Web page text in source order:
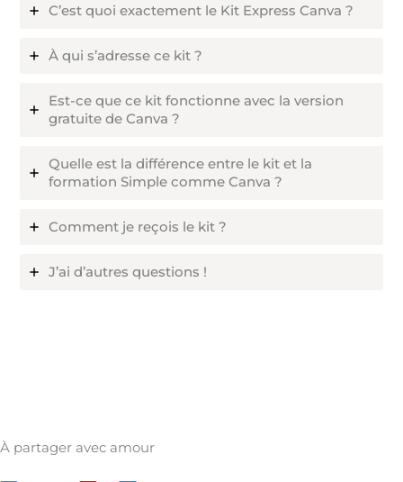
C’est quoi exactement le Kit Express Canva ?
À qui s’adresse ce kit ?
Est-ce que ce kit fonctionne avec la version
gratuite de Canva ?
Quelle est la différence entre le kit et la
formation Simple comme Canva ?
Comment je reçois le kit ?
J’ai d’autres questions !
À partager avec amour